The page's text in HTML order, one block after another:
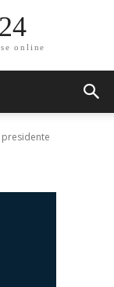
online